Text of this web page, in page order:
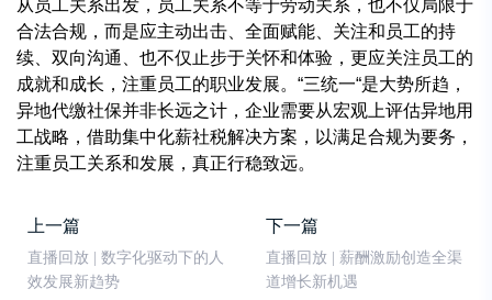
从员工关系出发，员工关系不等于劳动关系，也不仅局限于
合法合规，而是应主动出击、全面赋能、关注和员工的持
续、双向沟通、也不仅止步于关怀和体验，更应关注员工的
成就和成长，注重员工的职业发展。“三统一“是大势所趋，
异地代缴社保并非长远之计，企业需要从宏观上评估异地用
工战略，借助集中化薪社税解决方案，以满足合规为要务，
注重员工关系和发展，真正行稳致远。
上一篇
直播回放 | 数字化驱动下的人
效发展新趋势
下一篇
直播回放 | 薪酬激励创造全渠
道增长新机遇